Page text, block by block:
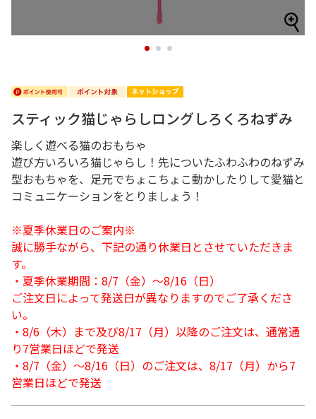
1 2 3
スティック猫じゃらしロングしろくろねずみ
楽しく遊べる猫のおもちゃ
遊び方いろいろ猫じゃらし！先についたふわふわのねずみ
型おもちゃを、足元でちょこちょこ動かしたりして愛猫と
コミュニケーションをとりましょう！
※夏季休業日のご案内※
誠に勝手ながら、下記の通り休業日とさせていただきま
す。
・夏季休業期間：8/7（金）～8/16（日）
ご注文日によって発送日が異なりますのでご了承くださ
い。
・8/6（木）まで及び8/17（月）以降のご注文は、通常通
り7営業日ほどで発送
・8/7（金）～8/16（日）のご注文は、8/17（月）から7
営業日ほどで発送